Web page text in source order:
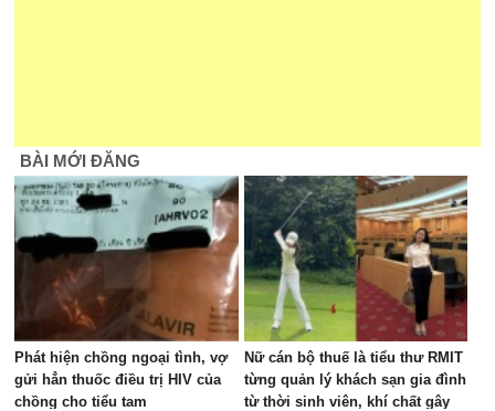
BÀI MỚI ĐĂNG
Phát hiện chồng ngoại tình, vợ
gửi hẳn thuốc điều trị HIV của
chồng cho tiểu tam
Nữ cán bộ thuế là tiểu thư RMIT
từng quản lý khách sạn gia đình
từ thời sinh viên, khí chất gây